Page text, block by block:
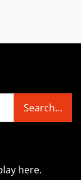
here.